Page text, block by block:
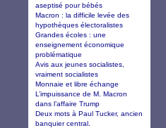
aseptisé pour bébés
Macron : la difficile levée des
hypothèques électoralistes
Grandes écoles : une
enseignement économique
problématique
Avis aux jeunes socialistes,
vraiment socialistes
Monnaie et libre échange
L’impuissance de M. Macron
dans l’affaire Trump
Deux mots à Paul Tucker, ancien
banquier central.